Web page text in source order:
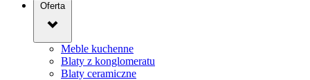
Oferta
Meble kuchenne
Blaty z konglomeratu
Blaty ceramiczne